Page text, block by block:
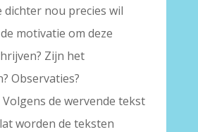
dichter nou precies wil
motivatie om deze
Zijn het
Observaties?
de wervende tekst
worden de teksten